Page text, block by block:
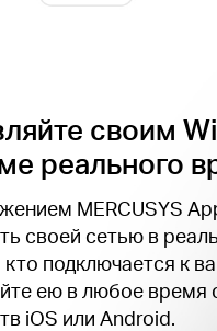
своим
реального
MERCUSYS
своей сетью в
кто подключается к
ею в любое
iOS или Android.